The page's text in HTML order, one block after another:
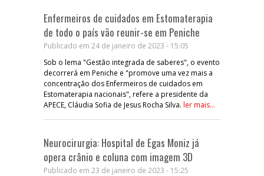
Enfermeiros de cuidados em Estomaterapia
de todo o país vão reunir-se em Peniche
Publicado em 24 de janeiro de 2023 - 15:05
Sob o lema "Gestão integrada de saberes", o evento
decorrerá em Peniche e "promove uma vez mais a
concentração dos Enfermeiros de cuidados em
Estomaterapia nacionais", refere a presidente da
APECE, Cláudia Sofia de Jesus Rocha Silva. ler mais...
Neurocirurgia: Hospital de Egas Moniz já
opera crânio e coluna com imagem 3D
Publicado em 23 de janeiro de 2023 - 15:25